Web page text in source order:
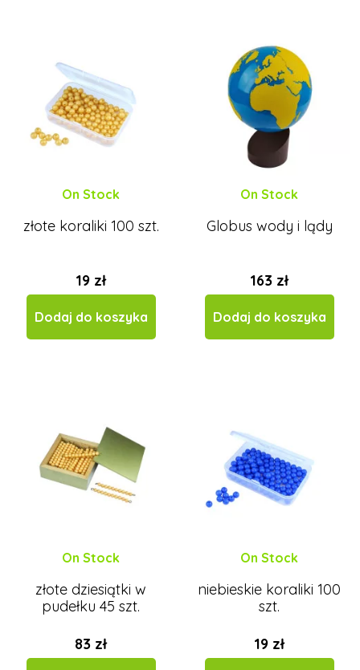
On Stock
złote koraliki 100 szt.
19 zł
Dodaj do koszyka
On Stock
Globus wody i lądy
163 zł
Dodaj do koszyka
On Stock
złote dziesiątki w
pudełku 45 szt.
83 zł
On Stock
niebieskie koraliki 100
szt.
19 zł